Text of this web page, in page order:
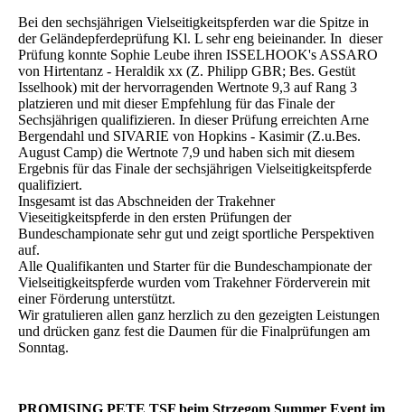
Bei den sechsjährigen Vielseitigkeitspferden war die Spitze in
der Geländepferdeprüfung Kl. L sehr eng beieinander. In dieser
Prüfung konnte Sophie Leube ihren ISSELHOOK's ASSARO
von Hirtentanz - Heraldik xx (Z. Philipp GBR; Bes. Gestüt
Isselhook) mit der hervorragenden Wertnote 9,3 auf Rang 3
platzieren und mit dieser Empfehlung für das Finale der
Sechsjährigen qualifizieren. In dieser Prüfung erreichten Arne
Bergendahl und SIVARIE von Hopkins - Kasimir (Z.u.Bes.
August Camp) die Wertnote 7,9 und haben sich mit diesem
Ergebnis für das Finale der sechsjährigen Vielseitigkeitspferde
qualifiziert.
Insgesamt ist das Abschneiden der Trakehner
Vieseitigkeitspferde in den ersten Prüfungen der
Bundeschampionate sehr gut und zeigt sportliche Perspektiven
auf.
Alle Qualifikanten und Starter für die Bundeschampionate der
Vielseitigkeitspferde wurden vom Trakehner Förderverein mit
einer Förderung unterstützt.
Wir gratulieren allen ganz herzlich zu den gezeigten Leistungen
und drücken ganz fest die Daumen für die Finalprüfungen am
Sonntag.
PROMISING PETE TSF beim Strzegom Summer Event im